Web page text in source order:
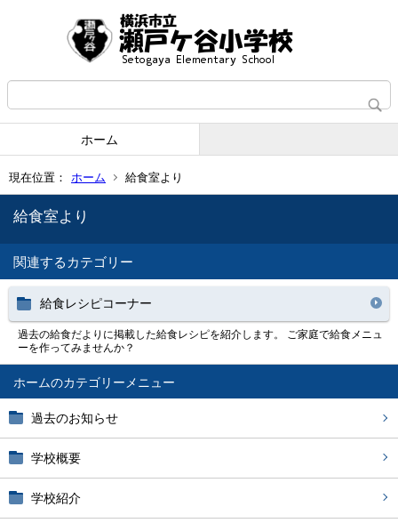
ホーム
現在位置： ホーム 給食室より
ホーム
過去のお知らせ
学校概要
学校紹介
給食室より
関連するカテゴリー
給食レシピコーナー
過去の給食だよりに掲載した給食レシピを紹介します。 ご家庭で給食メニュ
ーを作ってみませんか？